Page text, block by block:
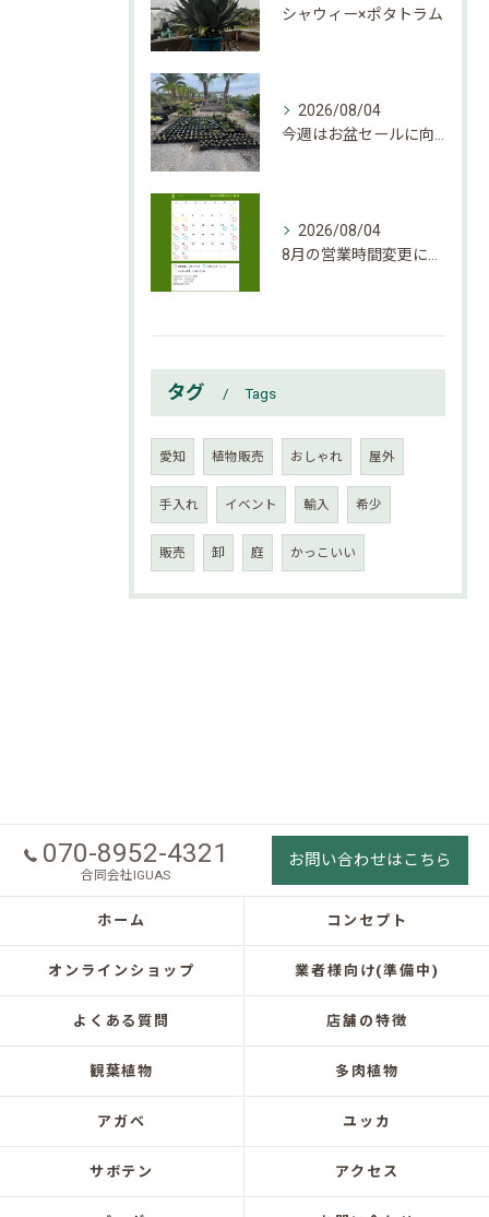
シャウィー×ポタトラム
2026/08/04
2026/08/04
タグ Tags
愛知 植物販売 おしゃれ 屋外
手入れ イベント 輸入 希少
販売 卸 庭 かっこいい
070-8952-4321
合同会社IGUAS
お問い合わせはこちら
ホーム コンセプト
オンラインショップ 業者様向け(準備中)
よくある質問 店舗の特徴
観葉植物 多肉植物
アガベ ユッカ
サボテン アクセス